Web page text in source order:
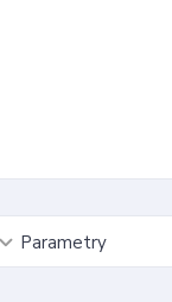
Parametry